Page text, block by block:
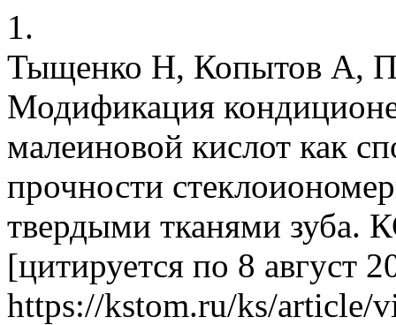
1.
Тыщенко Н, Копытов А,
Модификация
малеиновой кислот как
прочности
твердыми тканями зуба.
[цитируется по 8 август
https://kstom.ru/ks/article/